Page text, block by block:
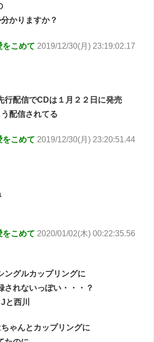
かりますか？
をこめて 2019/12/30(月) 23:19:02.17
行配信でCDは１月２２日に発売
配信されてる
をこめて 2019/12/30(月) 23:20:51.44
をこめて 2020/01/02(木) 00:22:35.56
ングルカップリングに
されないっぽい・・・？
と西川
ちゃんとカップリングに